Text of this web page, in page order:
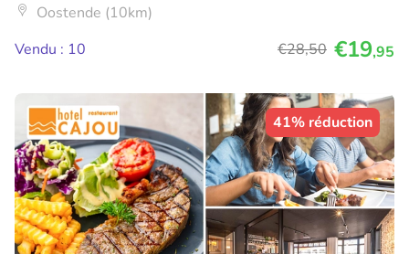
Oostende (10km)
Vendu : 10
€28,50 €19,95
41% réduction